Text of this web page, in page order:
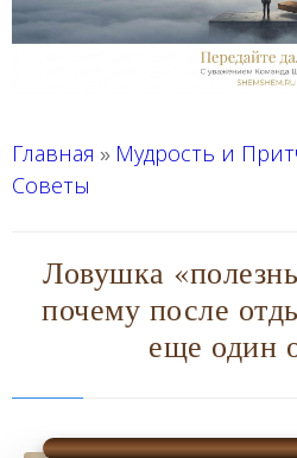
Главная » Мудрость и
Советы
Ловушка
почему после
еще один